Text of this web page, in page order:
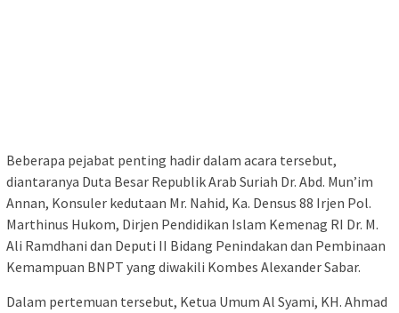
Beberapa pejabat penting hadir dalam acara tersebut,
diantaranya Duta Besar Republik Arab Suriah Dr. Abd. Mun’im
Annan, Konsuler kedutaan Mr. Nahid, Ka. Densus 88 Irjen Pol.
Marthinus Hukom, Dirjen Pendidikan Islam Kemenag RI Dr. M.
Ali Ramdhani dan Deputi II Bidang Penindakan dan Pembinaan
Kemampuan BNPT yang diwakili Kombes Alexander Sabar.
Dalam pertemuan tersebut, Ketua Umum Al Syami, KH. Ahmad